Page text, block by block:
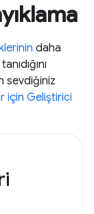
daha
sevdiğiniz
için Geliştirici